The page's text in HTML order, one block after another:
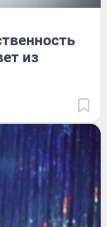
из